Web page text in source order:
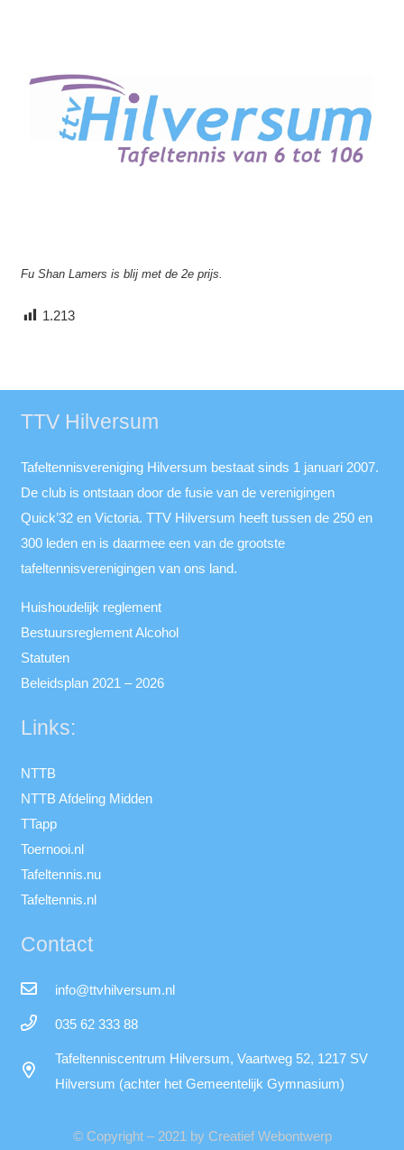
Fu Shan Lamers is blij met de 2e prijs.
1.213
TTV Hilversum
Tafeltennisvereniging Hilversum bestaat sinds 1 januari 2007.
De club is ontstaan door de fusie van de verenigingen
Quick’32 en Victoria. TTV Hilversum heeft tussen de 250 en
300 leden en is daarmee een van de grootste
tafeltennisverenigingen van ons land.
Huishoudelijk reglement
Bestuursreglement Alcohol
Statuten
Beleidsplan 2021 – 2026
Links:
NTTB
NTTB Afdeling Midden
TTapp
Toernooi.nl
Tafeltennis.nu
Tafeltennis.nl
Contact
info@ttvhilversum.nl
035 62 333 88
Tafeltenniscentrum Hilversum, Vaartweg 52, 1217 SV
Hilversum (achter het Gemeentelijk Gymnasium)
© Copyright – 2021 by Creatief Webontwerp